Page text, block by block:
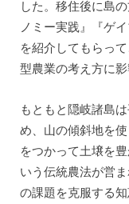
した。移住後に島
ノミー実践』『ゲ
を紹介してもらっ
型農業の考え方に
もともと隠岐諸島
め、山の傾斜地を
をつかって土壌を
いう伝統農法が営
の課題を克服する